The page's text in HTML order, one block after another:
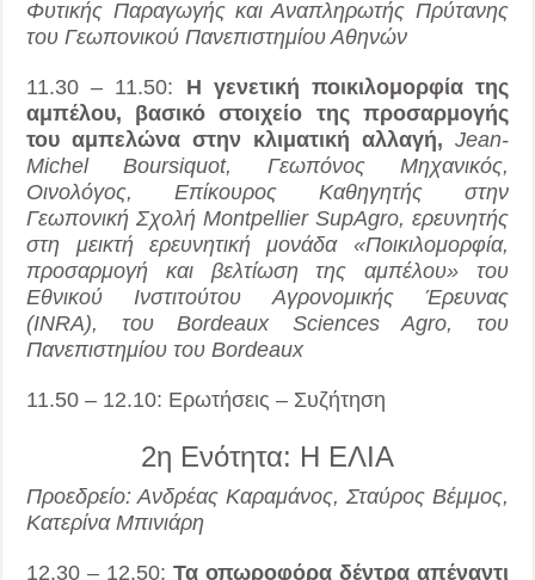
Φυτικής Παραγωγής και Αναπληρωτής Πρύτανης
του Γεωπονικού Πανεπιστημίου Αθηνών
11.30 – 11.50: Η γενετική ποικιλομορφία της
αμπέλου, βασικό στοιχείο της προσαρμογής
του αμπελώνα στην κλιματική αλλαγή, Jean-
Michel Boursiquot, Γεωπόνος Μηχανικός,
Οινολόγος, Επίκουρος Καθηγητής στην
Γεωπονική Σχολή Montpellier SupAgro, ερευνητής
στη μεικτή ερευνητική μονάδα «Ποικιλομορφία,
προσαρμογή και βελτίωση της αμπέλου» του
Εθνικού Ινστιτούτου Αγρονομικής Έρευνας
(INRA), του Bordeaux Sciences Agro, του
Πανεπιστημίου του Bordeaux
11.50 – 12.10: Ερωτήσεις – Συζήτηση
2η Ενότητα: Η ΕΛΙΑ
Προεδρείο: Ανδρέας Καραμάνος, Σταύρος Βέμμος,
Κατερίνα Μπινιάρη
12.30 – 12.50: Τα οπωροφόρα δέντρα απέναντι